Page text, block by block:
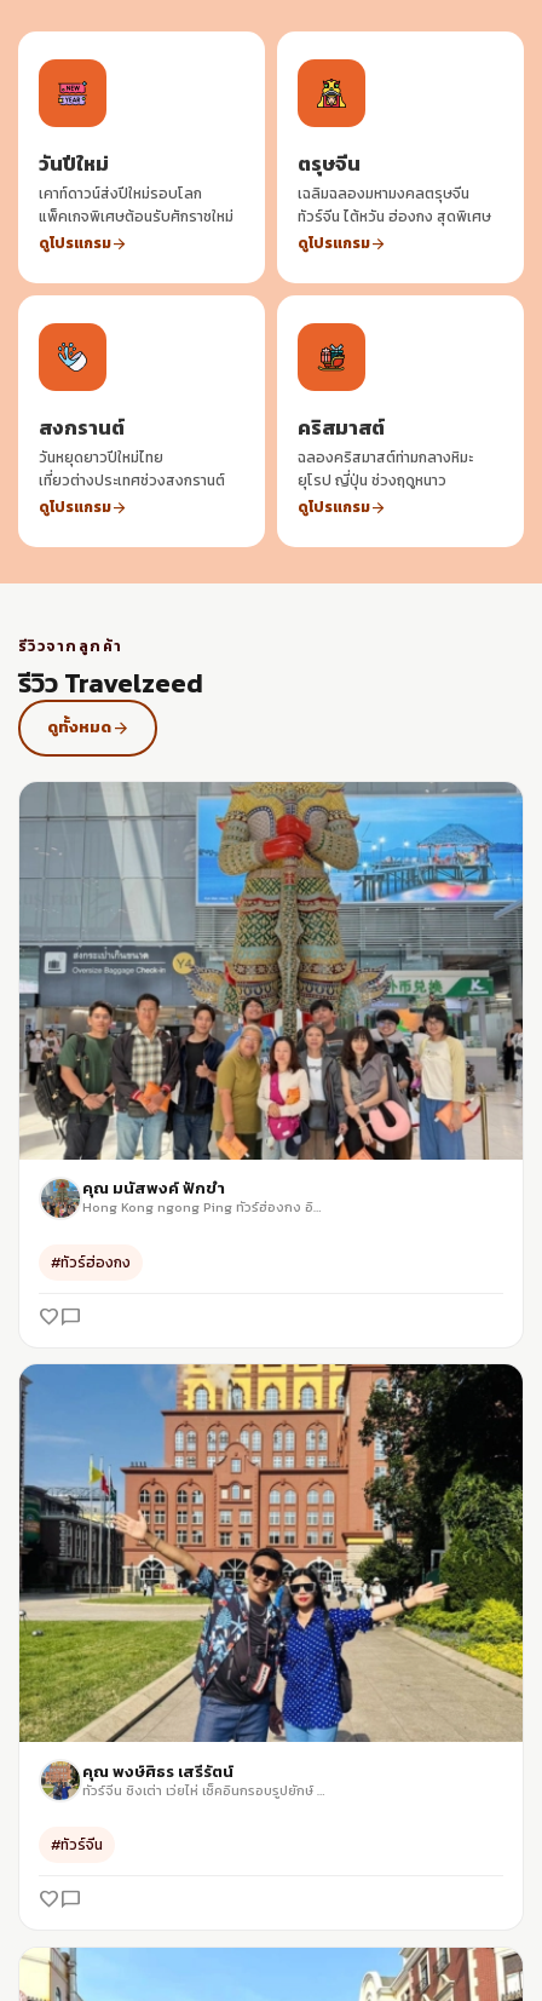
วันปีใหม่
เคาท์ดาวน์ส่งปีใหม่รอบโลก
แพ็คเกจพิเศษต้อนรับศักราชใหม่
ดูโปรแกรมarrow_forward
ตรุษจีน
เฉลิมฉลองมหามงคลตรุษจีน
ทัวร์จีน ไต้หวัน ฮ่องกง สุดพิเศษ
ดูโปรแกรมarrow_forward
สงกรานต์
วันหยุดยาวปีใหม่ไทย
เที่ยวต่างประเทศช่วงสงกรานต์
ดูโปรแกรมarrow_forward
คริสมาสต์
ฉลองคริสมาสต์ท่ามกลางหิมะ
ยุโรป ญี่ปุ่น ช่วงฤดูหนาว
ดูโปรแกรมarrow_forward
รีวิวจากลูกค้า
รีวิว Travelzeed
ดูทั้งหมดarrow_forward
คุณ มนัสพงค์ ฟักขำ
Hong Kong ngong Ping ทัวร์ฮ่องกง อิสระช้อปปิ้งเต็มวัน พระใหญ่นองปิง นั่งรถรางพีคแทรมถ่ายรูปชมวิว
#ทัวร์ฮ่องกง
favorite_borderchat_bubble_outline
คุณ พงษ์ศิธร​ เสรี​รัตน์
ทัวร์จีน ชิงเต่า เว่ยไห่ เช็คอินกรอบรูปยักษ์ Weihai Window และหมู่บ้านชาวประมงซาจื่อโข่ว
#ทัวร์จีน
favorite_borderchat_bubble_outline